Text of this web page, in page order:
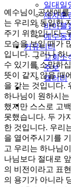
일대일
제자훈
바이블
예수동
커뮤니티
교회소
주보
갤러리
youtube
soundcloud
search
예수님이 공생애
는 우리와 동일한
주기 위함입니다.
모습을 보일 때가
입니다. 그러나 하
수 있기를 소망하
뜻이 같지 않을 때
을 갖는 것입니다.
하나님이 원하시
했지만 스스로 고
못했습니다. 두 가
한 것입니다. 우리
을 열어주시기를
고 우리는 하나님
나님보다 절대로
의 비전이라고 표
의 용기가 아니라